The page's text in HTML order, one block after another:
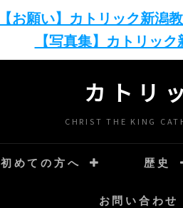
【お願い】カトリック新潟
【写真集】カトリッ
カトリ
CHRIST THE KING
初めての方へ 歴史
お問い合わせ